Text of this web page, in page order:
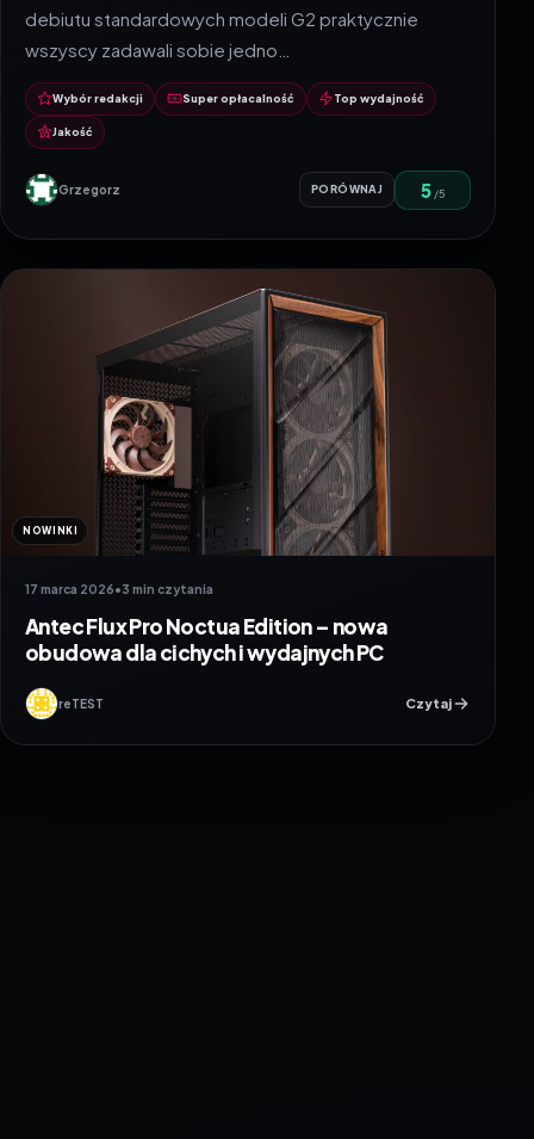
debiutu standardowych modeli G2 praktycznie
wszyscy zadawali sobie jedno…
Wybór redakcji Super opłacalność Top wydajność
Jakość
Grzegorz PORÓWNAJ 5 /5
NOWINKI
17 marca 2026•3 min czytania
Antec Flux Pro Noctua Edition – nowa
obudowa dla cichych i wydajnych PC
reTEST Czytaj